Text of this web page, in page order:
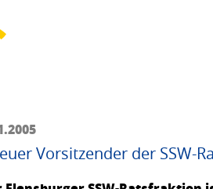
Vorsitzender der SSW-